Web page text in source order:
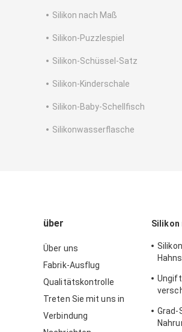
Silikon nach Maß
Silikon-Puzzlespiel
Silikon-Schüssel-Satz
Silikon-Kinderschale
Silikon-Baby-Schellfisch
Silikonwasserflasche
über
Über uns
Fabrik-Ausflug
Qualitätskontrolle
Treten Sie mit uns in
Verbindung
Silikon
Grad-